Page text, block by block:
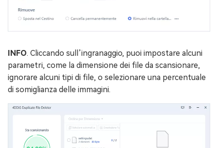
INFO. Cliccando sull’ingranaggio, puoi impostare alcuni
parametri, come la dimensione dei file da scansionare,
ignorare alcuni tipi di file, o selezionare una percentuale
di somiglianza delle immagini.